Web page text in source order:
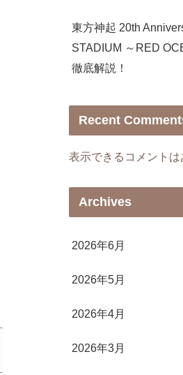
東方神起 20th
STADIUM ～RED
徹底解説！
Recent
表示できるコメントは
Archives
2026年6月
2026年5月
2026年4月
2026年3月